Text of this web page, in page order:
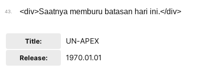
43. <div>Saatnya memburu batasan hari ini.</div>
Title: UN-APEX
Release: 1970.01.01